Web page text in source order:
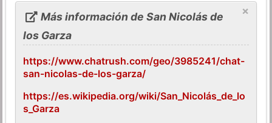
×
Más información de San Nicolás de
los Garza
https://www.chatrush.com/geo/3985241/chat-
san-nicolas-de-los-garza/
https://es.wikipedia.org/wiki/San_Nicolás_de_lo
s_Garza